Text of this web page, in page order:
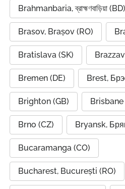
Brahmanbaria, ব্রাহ্মণবাড়িয়া (BD)
Brasov, Brașov (RO)
Bratislava (SK)
Bremen (DE) Brest,
Brighton (GB) Brisbane
Brno (CZ) Bryansk,
Bucaramanga (CO)
Bucharest, București (RO)